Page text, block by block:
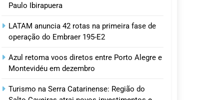
Paulo Ibirapuera
LATAM anuncia 42 rotas na primeira fase de
operação do Embraer 195-E2
Azul retoma voos diretos entre Porto Alegre e
Montevidéu em dezembro
Turismo na Serra Catarinense: Região do